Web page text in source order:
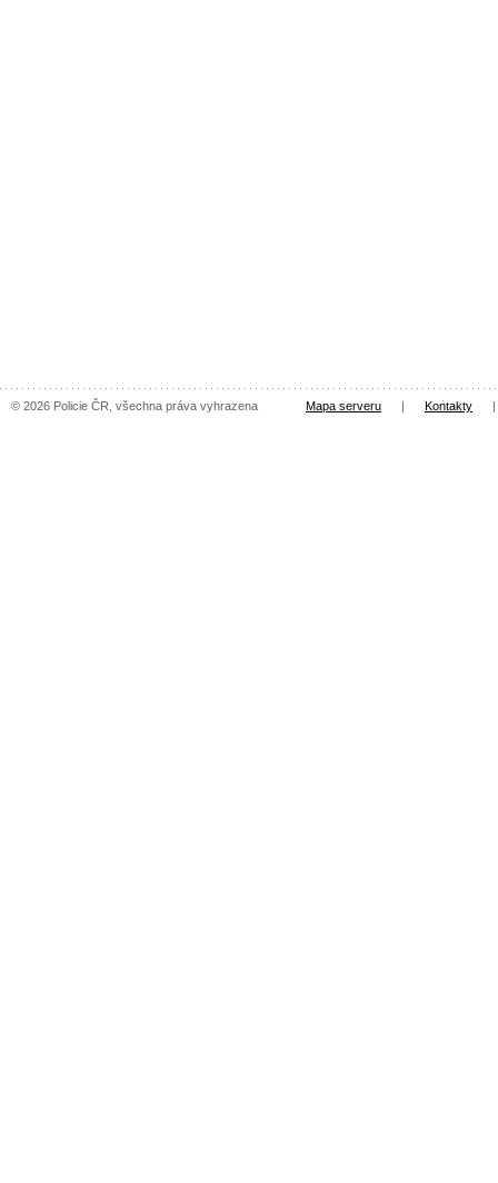
© 2026 Policie ČR, všechna práva vyhrazena Mapa serveru | Kontakty |